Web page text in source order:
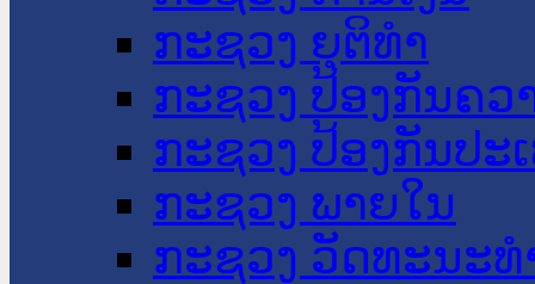
ກະຊວງ ຍຸຕິທໍາ
ກະຊວງ ປ້ອງກັນຄວ
ກະຊວງ ປ້ອງກັນປະ
ກະຊວງ ພາຍໃນ
ກະຊວງ ວັດທະນະ